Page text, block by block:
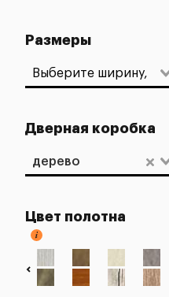
Размеры
Дверная коробка
дерево
Цвет полотна